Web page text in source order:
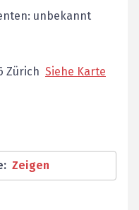
unbekannt
Zürich Siehe Karte
: Zeigen